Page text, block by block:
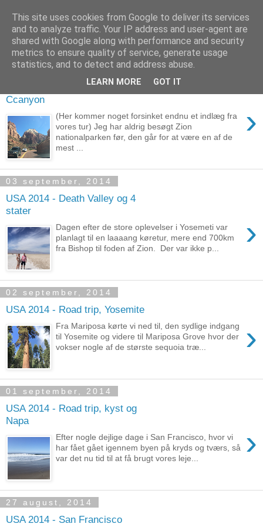
Laust M. Ladefoged
10 september, 2014
USA 2014 - Zion og Antelope
Ccanyon
›
(Her kommer noget forsinket endnu et indlæg fra
vores tur) Jeg har aldrig besøgt Zion
nationalparken før, den går for at være en af de
mest ...
03 september, 2014
USA 2014 - Death Valley og 4
stater
›
Dagen efter de store oplevelser i Yosemeti var
planlagt til en laaaang køretur, mere end 700km
fra Bishop til foden af Zion. Der var ikke p...
02 september, 2014
USA 2014 - Road trip, Yosemite
›
Fra Mariposa kørte vi ned til, den sydlige indgang
til Yosemite og videre til Mariposa Grove hvor der
vokser nogle af de største sequoia træ...
01 september, 2014
USA 2014 - Road trip, kyst og
Napa
›
Efter nogle dejlige dage i San Francisco, hvor vi
har fået gået igennem byen på kryds og tværs, så
var det nu tid til at få brugt vores leje...
27 august, 2014
USA 2014 - San Francisco
This site uses cookies from Google to deliver its services
and to analyze traffic. Your IP address and user-agent are
shared with Google along with performance and security
metrics to ensure quality of service, generate usage
statistics, and to detect and address abuse.
LEARN MORE GOT IT